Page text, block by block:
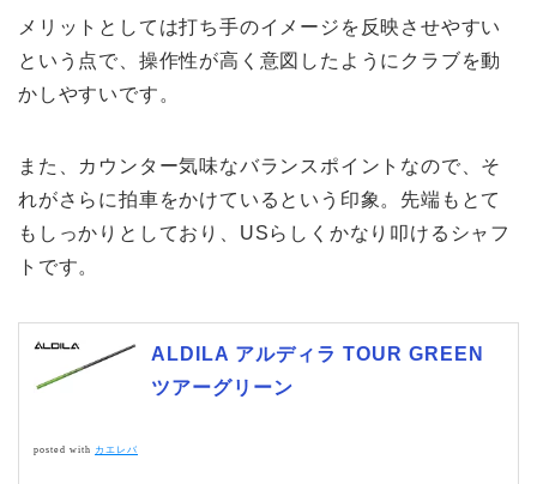
メリットとしては打ち手のイメージを反映させやすい
という点で、操作性が高く意図したようにクラブを動
かしやすいです。
また、カウンター気味なバランスポイントなので、そ
れがさらに拍車をかけているという印象。先端もとて
もしっかりとしており、USらしくかなり叩けるシャフ
トです。
ALDILA アルディラ TOUR GREEN
ツアーグリーン
posted with カエレバ